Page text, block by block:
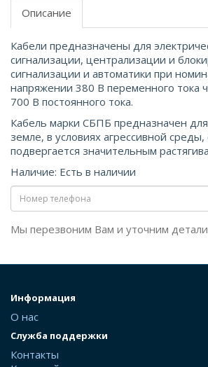
Описание
Кабели предназначены для
сигнализации, централизации и
сигнализации и автоматики при
напряжении 380 В переменного тока
700 В постоянного тока.
Кабель марки СБПБ предназначен
земле, в условиях агрессивной среды,
подвергается значительным
Наличие: Есть в наличии
Мы перезвоним Вам и уточним детали
Информация
О нас
Служба поддержки
Контакты